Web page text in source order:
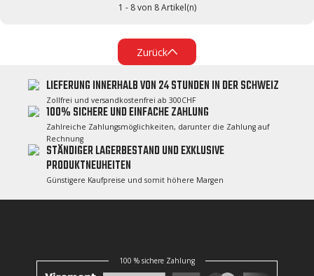
1 - 8 von 8 Artikel(n)
Zurück
LIEFERUNG INNERHALB VON 24 STUNDEN IN DER SCHWEIZ
Zollfrei und versandkostenfrei ab 300CHF
100% SICHERE UND EINFACHE ZAHLUNG
Zahlreiche Zahlungsmöglichkeiten, darunter die Zahlung auf
Rechnung
STÄNDIGER LAGERBESTAND UND EXKLUSIVE
PRODUKTNEUHEITEN
Günstigere Kaufpreise und somit höhere Margen
100 % sichere Zahlung